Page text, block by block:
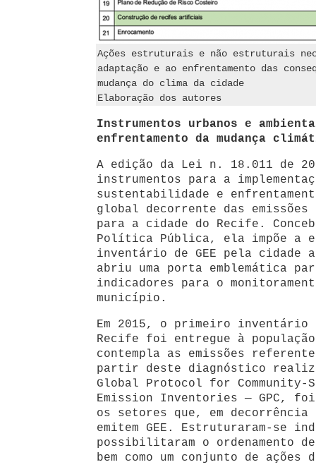
Ações estruturais e não estruturais
adaptação e ao enfrentamento das
mudança do clima da cidade
Elaboração dos autores
Instrumentos urbanos e
enfrentamento da mudança
A edição da Lei n. 18.011 de
instrumentos para a
sustentabilidade e
global decorrente das emissões
para a cidade do Recife.
Política Pública, ela impõe a
inventário de GEE pela cidade
abriu uma porta emblemática
indicadores para o
município.
Em 2015, o primeiro inventário
Recife foi entregue à
contempla as emissões
partir deste diagnóstico
Global Protocol for Community-
Emission Inventories — GPC,
os setores que, em
emitem GEE. Estruturaram-se
possibilitaram o ordenamento
bem como um conjunto de ações